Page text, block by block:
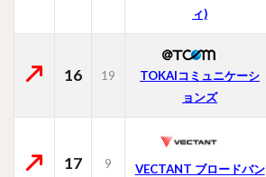
ィ)
16 19
TOKAIコミュニケーシ
ョンズ
17 9
VECTANT ブロードバン